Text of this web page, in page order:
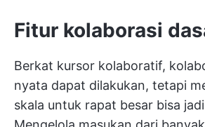
Fitur kolaborasi
Berkat kursor kolaboratif,
nyata dapat dilakukan, tetapi
skala untuk rapat besar bisa